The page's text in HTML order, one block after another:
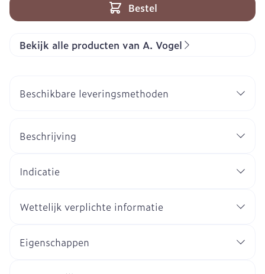
Bestel
Bekijk alle producten van A. Vogel
Beschikbare leveringsmethoden
Beschrijving
Indicatie
Wettelijk verplichte informatie
Eigenschappen